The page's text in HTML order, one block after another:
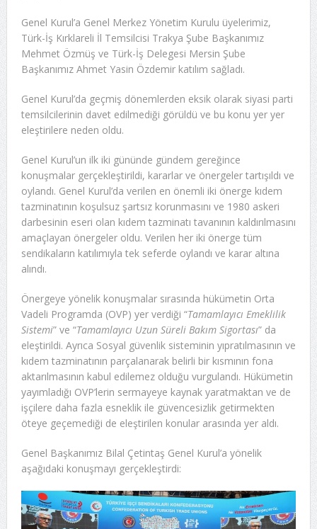
Genel Kurul’a Genel Merkez Yönetim Kurulu üyelerimiz,
Türk-İş Kırklareli İl Temsilcisi Trakya Şube Başkanımız
Mehmet Özmüş ve Türk-İş Delegesi Mersin Şube
Başkanımız Ahmet Yasin Özdemir katılım sağladı.
Genel Kurul’da geçmiş dönemlerden eksik olarak siyasi parti
temsilcilerinin davet edilmediği görüldü ve bu konu yer yer
eleştirilere neden oldu.
Genel Kurul’un ilk iki gününde gündem gereğince
konuşmalar gerçekleştirildi, kararlar ve önergeler tartışıldı ve
oylandı. Genel Kurul’da verilen en önemli iki önerge kıdem
tazminatının koşulsuz şartsız korunmasını ve 1980 askeri
darbesinin eseri olan kıdem tazminatı tavanının kaldırılmasını
amaçlayan önergeler oldu. Verilen her iki önerge tüm
sendikaların katılımıyla tek seferde oylandı ve karar altına
alındı.
Önergeye yönelik konuşmalar sırasında hükümetin Orta
Vadeli Programda (OVP) yer verdiği “Tamamlayıcı Emeklilik
Sistemi” ve “Tamamlayıcı Uzun Süreli Bakım Sigortası” da
eleştirildi. Ayrıca Sosyal güvenlik sisteminin yıpratılmasının ve
kıdem tazminatının parçalanarak belirli bir kısmının fona
aktarılmasının kabul edilemez olduğu vurgulandı. Hükümetin
yayımladığı OVP’lerin sermayeye kaynak yaratmaktan ve de
işçilere daha fazla esneklik ile güvencesizlik getirmekten
öteye geçemediği de eleştirilen konular arasında yer aldı.
Genel Başkanımız Bilal Çetintaş Genel Kurul’a yönelik
aşağıdaki konuşmayı gerçekleştirdi: